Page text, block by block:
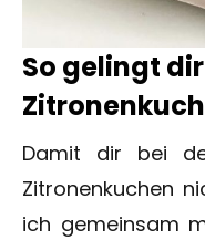
So gelingt
Damit dir bei
Zitronenkuchen
ich gemeinsam